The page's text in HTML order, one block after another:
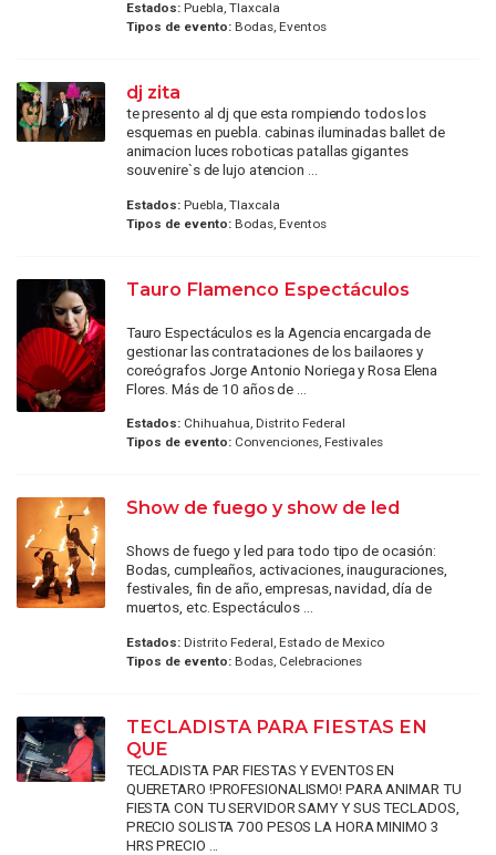
Estados:Puebla, Tlaxcala
Tipos de evento:Bodas, Eventos
dj zita
te presento al dj que esta rompiendo todos los
esquemas en puebla. cabinas iluminadas ballet de
animacion luces roboticas patallas gigantes
souvenire`s de lujo atencion ...
Estados:Puebla, Tlaxcala
Tipos de evento:Bodas, Eventos
Tauro Flamenco Espectáculos
Tauro Espectáculos es la Agencia encargada de
gestionar las contrataciones de los bailaores y
coreógrafos Jorge Antonio Noriega y Rosa Elena
Flores. Más de 10 años de ...
Estados:Chihuahua, Distrito Federal
Tipos de evento:Convenciones, Festivales
Show de fuego y show de led
Shows de fuego y led para todo tipo de ocasión:
Bodas, cumpleaños, activaciones, inauguraciones,
festivales, fin de año, empresas, navidad, día de
muertos, etc. Espectáculos ...
Estados:Distrito Federal, Estado de Mexico
Tipos de evento:Bodas, Celebraciones
TECLADISTA PARA FIESTAS EN
QUE
TECLADISTA PAR FIESTAS Y EVENTOS EN
QUERETARO !PROFESIONALISMO! PARA ANIMAR TU
FIESTA CON TU SERVIDOR SAMY Y SUS TECLADOS,
PRECIO SOLISTA 700 PESOS LA HORA MINIMO 3
HRS PRECIO ...